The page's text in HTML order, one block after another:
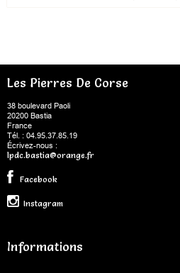
Les Pierres De Corse
38 boulevard Paoli
20200 Bastia
France
Tél. : 04.95.37.85.19
Écrivez-nous :
lpdc.bastia@orange.fr
Facebook
Instagram
Informations